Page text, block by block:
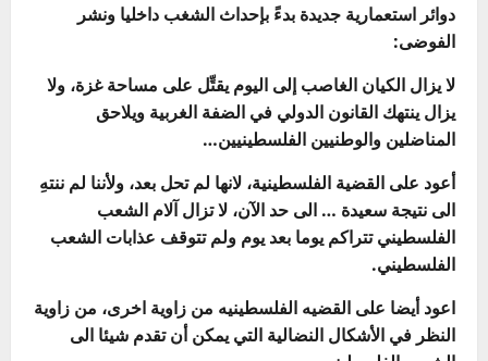
دوائر استعمارية جديدة بدءً بإحداث الشغب داخليا ونشر
الفوضى:
لا يزال الكيان الغاصب إلى اليوم يقتِّل على مساحة غزة، ولا
يزال ينتهك القانون الدولي في الضفة الغربية ويلاحق
المناضلين والوطنيين الفلسطينيين…
أعود على القضية الفلسطينية، لانها لم تحل بعد، ولأننا لم ننتهِ
الى نتيجة سعيدة … الى حد الآن، لا تزال آلام الشعب
الفلسطيني تتراكم يوما بعد يوم ولم تتوقف عذابات الشعب
الفلسطيني.
اعود أيضا على القضيه الفلسطينيه من زاوية اخرى، من زاوية
النظر في الأشكال النضالية التي يمكن أن تقدم شيئا الى